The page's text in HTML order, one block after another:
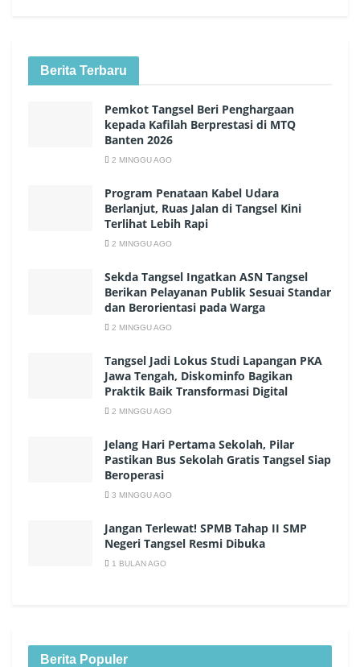
Berita Terbaru
Pemkot Tangsel Beri Penghargaan
kepada Kafilah Berprestasi di MTQ
Banten 2026
2 MINGGU AGO
Program Penataan Kabel Udara
Berlanjut, Ruas Jalan di Tangsel Kini
Terlihat Lebih Rapi
2 MINGGU AGO
Sekda Tangsel Ingatkan ASN Tangsel
Berikan Pelayanan Publik Sesuai Standar
dan Berorientasi pada Warga
2 MINGGU AGO
Tangsel Jadi Lokus Studi Lapangan PKA
Jawa Tengah, Diskominfo Bagikan
Praktik Baik Transformasi Digital
2 MINGGU AGO
Jelang Hari Pertama Sekolah, Pilar
Pastikan Bus Sekolah Gratis Tangsel Siap
Beroperasi
3 MINGGU AGO
Jangan Terlewat! SPMB Tahap II SMP
Negeri Tangsel Resmi Dibuka
1 BULAN AGO
Berita Populer